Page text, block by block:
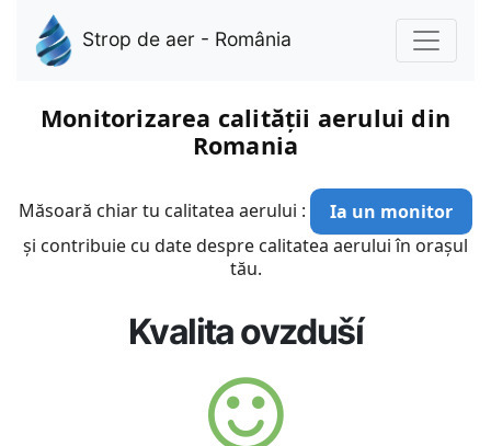
Strop de aer - România
Monitorizarea calității aerului din
Romania
Măsoară chiar tu calitatea aerului :
Ia un monitor
și contribuie cu date despre calitatea aerului în orașul
tău.
Kvalita ovzduší